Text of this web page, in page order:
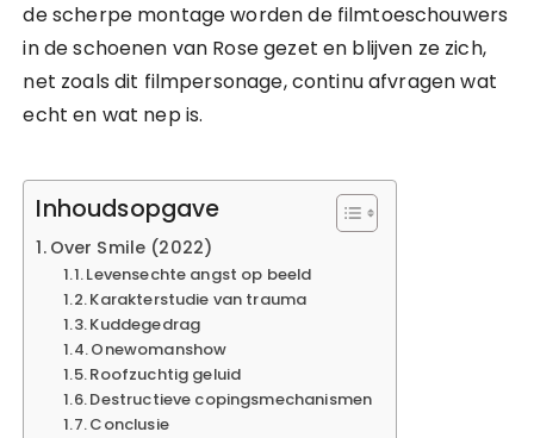
de scherpe montage worden de filmtoeschouwers
in de schoenen van Rose gezet en blijven ze zich,
net zoals dit filmpersonage, continu afvragen wat
echt en wat nep is.
Inhoudsopgave
Over Smile (2022)
Levensechte angst op beeld
Karakterstudie van trauma
Kuddegedrag
Onewomanshow
Roofzuchtig geluid
Destructieve copingsmechanismen
Conclusie